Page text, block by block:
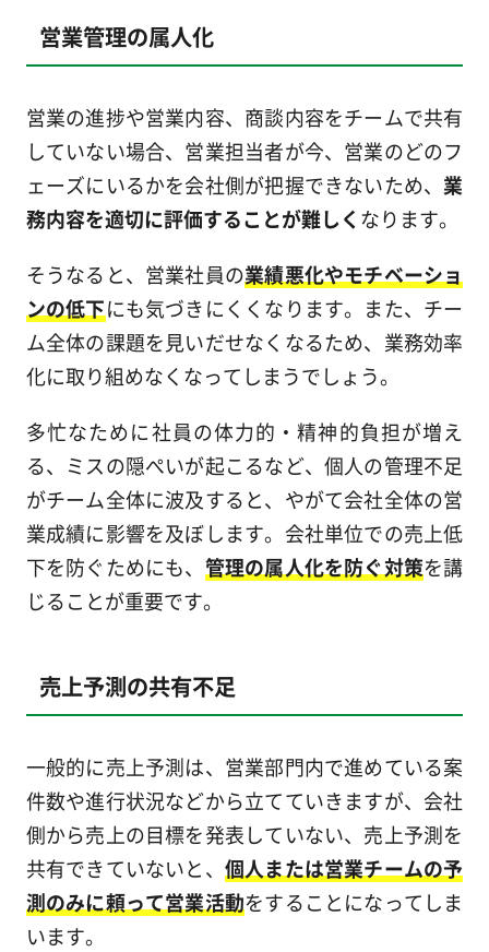
営業管理の属人化
営業の進捗や営業内容、商談内容をチームで共有
していない場合、営業担当者が今、営業のどのフ
ェーズにいるかを会社側が把握できないため、 業
務内容を適切に評価することが難しく なります。
そうなると、営業社員の業績悪化やモチベーショ
ンの低下にも気づきにくくなります。また、チー
ム全体の課題を見いだせなくなるため、業務効率
化に取り組めなくなってしまうでしょう。
多忙なために社員の体力的・精神的負担が増え
る、ミスの隠ぺいが起こるなど、個人の管理不足
がチーム全体に波及すると、やがて会社全体の営
業成績に影響を及ぼします。会社単位での売上低
下を防ぐためにも、 管理の属人化を防ぐ対策を講
じることが重要です。
売上予測の共有不足
一般的に売上予測は、営業部門内で進めている案
件数や進行状況などから立てていきますが、会社
側から売上の目標を発表していない、売上予測を
共有できていないと、 個人または営業チームの予
測のみに頼って営業活動をすることになってしま
います。